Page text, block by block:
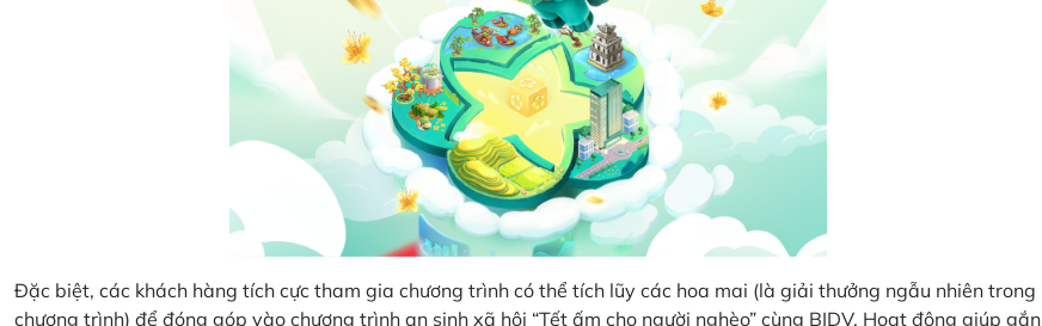
Đặc biệt, các khách hàng tích cực tham gia chương trình có thể tích lũy các hoa mai (là giải thưởng ngẫu nhiên trong
chương trình) để đóng góp vào chương trình an sinh xã hội “Tết ấm cho người nghèo” cùng BIDV. Hoạt động giúp gắn